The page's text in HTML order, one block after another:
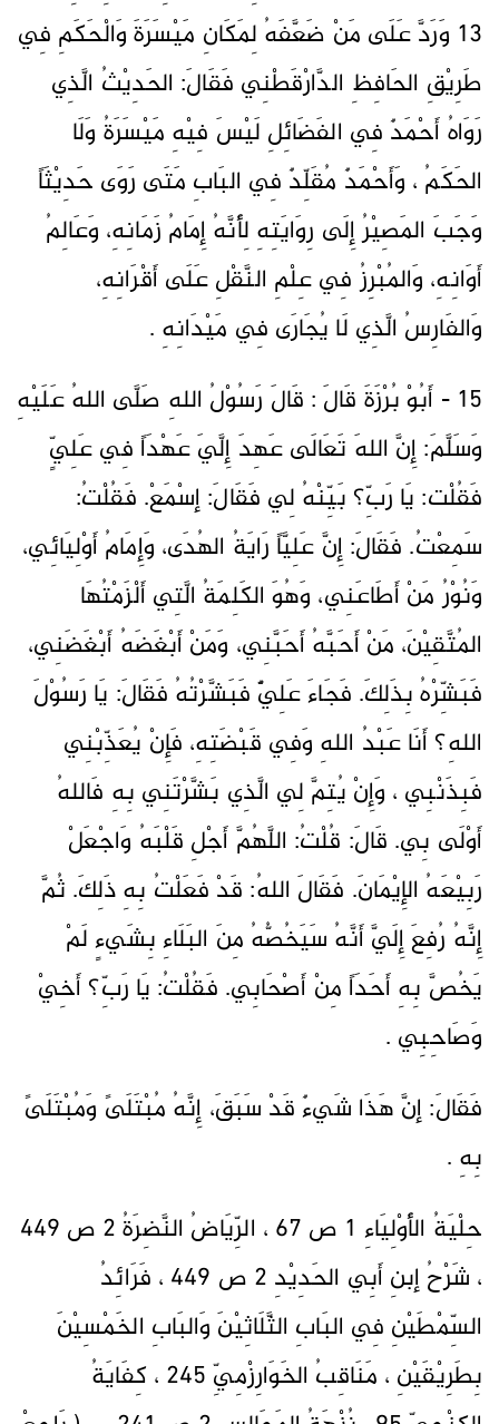
13 وَرَدَّ عَلَى مَنْ ضَعَّفَهُ لِمَكَانِ مَيْسَرَةَ وَالْحَكَمِ فِي
طَرِيْقِ الحَافِظِ الدَّارْقَطْنِي فَقَالَ: الحَدِيْثُ الَّذِي
رَوَاهُ أَحْمَدٌ فِي الفَضَائِلِ لَيْسَ فِيْهِ مَيْسَرَةُ وَلَا
الحَكَمُ ، وَأَحْمَدٌ مُقَلِّدٌ فِي البَابِ مَتَى رَوَى حَدِيْثَاً
وَجَبَ المَصِيْرُ إِلَى رِوَايَتِهِ لِأَنَّهُ إِمَامُ زَمَانِهِ، وَعَالِمُ
أَوَانِهِ، وَالمُبْرِزُ فِي عِلْمِ النَّقْلِ عَلَى أَقْرَانِهِ،
وَالفَارِسُ الَّذِي لَا يُجَارَى فِي مَيْدَانِهِ .
15 - أَبُوْ بُرْزَةَ قَالَ : قَالَ رَسُوْلُ اللهِ صَلَّى اللهُ عَلَيْهِ
وَسَلَّمَ: إِنَّ اللهَ تَعَالَى عَهِدَ إِلَّيَ عَهْدَاً فِي عَلِيٍّ
فَقُلْت: يَا رَبِّ؟ بَيِّنْهُ لِي فَقَالَ: إسْمَعْ. فَقُلْتُ:
سَمِعْتُ. فَقَالَ: إِنَّ عَلِيَّاً رَايَةُ الهُدَى، وَإِمَامُ أَوْلِيَائِي،
وَنُوْرُ مَنْ أَطَاعَنِي، وَهُوَ الكَلِمَةُ الَّتِي أَلْزَمْتُهَا
المُتَّقِيْنَ، مَنْ أَحَبَّهُ أَحَبَّنِي، وَمَنْ أَبْغَضَهُ أَبْغَضَنِي،
فَبَشِّرْهُ بِذَلِكَ. فَجَاءَ عَلِيٌّ فَبَشَّرْتُهُ فَقَالَ: يَا رَسُوْلَ
اللهِ؟ أَنَا عَبْدُ اللهِ وَفِي قَبْضَتِهِ، فَإِنْ يُعَذِّبْنِي
فَبِذَنْبِي ، وَإِنْ يُتِمَّ لِي الَّذِي بَشَّرْتَنِي بِهِ فَاللهُ
أَوْلَى بِي. قَالَ: قُلْتُ: اللَّهُمَّ أَجْلِ قَلْبَهُ وَاجْعَلْ
رَبِيْعَهُ الإِيْمَانَ. فَقَالَ اللهُ: قَدْ فَعَلْتُ بِهِ ذَلِكَ. ثُمَّ
إِنَّهُ رُفِعَ إِلَيَّ أَنَّهُ سَيَخُصُّهُ مِنَ البَلَاءِ بِشَيءٍ لَمْ
يَخُصَّ بِهِ أَحَدَاً مِنْ أَصْحَابِي. فَقُلْتُ: يَا رَبِّ؟ أَخِيْ
وَصَاحِبِي .
فَقَالَ: إنَّ هَذَا شَيءٌ قَدْ سَبَقَ، إِنَّهُ مُبْتَلَىً وَمُبْتَلَىً
بِهِ .
حِلْيَةُ الأَوْلِيَاءِ 1 ص 67 ، الرِّيَاضُ النَّضِرَةُ 2 ص 449
، شَرْحُ إبنِ أَبِي الحَدِيْدِ 2 ص 449 ، فَرَائِدُ
السِّمْطَيْنِ فِي البَابِ الثَّلَاثِيْنَ وَالبَابِ الخَمْسِيْنَ
بِطَرِيْقَيْنِ ، مَنَاقِبُ الخَوَارِزْمِيِّ 245 ، كِفَايَةُ